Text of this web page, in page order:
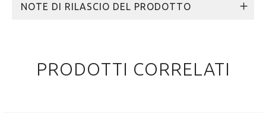
NOTE DI RILASCIO DEL PRODOTTO
PRODOTTI CORRELATI